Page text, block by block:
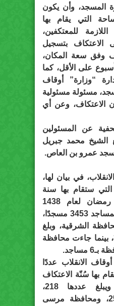
المسجد، وأن يكون
التي يقام بها
للمعتكفين،
الاعتكاف بتسجيل
وفق سعة المكان،
على الأقل، كما
“وزارة” أوقاف
مسئولة مسئولية
الاعتكاف، وعن أي
عن المسئولين
الشيخ محمد جبريل
عمرو بن العاص.
في بيان لها،
ستقام بها سنة
الاعتكاف في شهر رمضان لعام 1438
هجريًّا، وبلغ إجمالي المساجد 3453 مسجدًا،
الشرقية، وبلغ
عدد المساجد بها 377، بينما جاءت محافظة
مساجد.
الانقلاب عددًا
بها سُنّة الاعتكاف
بمحافظة القاهرة، ويبلغ عددها 218،
ومحافظة الجيزة 258، ومحافظة مرسى